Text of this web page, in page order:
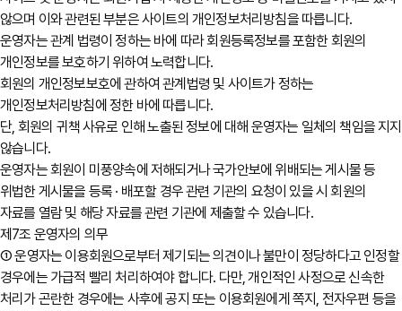
않으며 이와 관련된 부분은 사이트의 개인정보처리방침을 따릅니다.
운영자는 관계 법령이 정하는 바에 따라 회원등록정보를 포함한 회원의
개인정보를 보호하기 위하여 노력합니다.
회원의 개인정보보호에 관하여 관계법령 및 사이트가 정하는
개인정보처리방침에 정한 바에 따릅니다.
단, 회원의 귀책 사유로 인해 노출된 정보에 대해 운영자는 일체의 책임을 지지
않습니다.
운영자는 회원이 미풍양속에 저해되거나 국가안보에 위배되는 게시물 등
위법한 게시물을 등록 · 배포할 경우 관련 기관의 요청이 있을 시 회원의
자료를 열람 및 해당 자료를 관련 기관에 제출할 수 있습니다.
제7조 운영자의 의무
① 운영자는 이용회원으로부터 제기되는 의견이나 불만이 정당하다고 인정할
경우에는 가급적 빨리 처리하여야 합니다. 다만, 개인적인 사정으로 신속한
처리가 곤란한 경우에는 사후에 공지 또는 이용회원에게 쪽지, 전자우편 등을